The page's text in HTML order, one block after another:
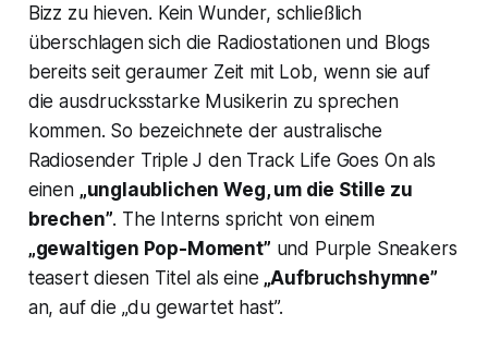
Bizz zu hieven. Kein Wunder, schließlich
überschlagen sich die Radiostationen und Blogs
bereits seit geraumer Zeit mit Lob, wenn sie auf
die ausdrucksstarke Musikerin zu sprechen
kommen. So bezeichnete der australische
RadiosenderTriple J den Track Life Goes Onals
einen „unglaublichen Weg, um die Stille zu
brechen”. The Interns spricht von einem
„gewaltigen Pop-Moment” und Purple Sneakers
teasert diesen Titel als eine „Aufbruchshymne”
an, auf die „du gewartet hast”.